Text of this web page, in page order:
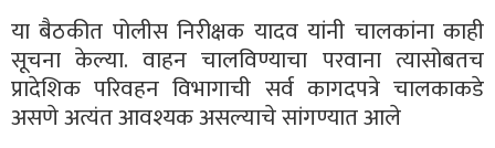
या बैठकीत पोलीस निरीक्षक यादव यांनी चालकांना काही
सूचना केल्या. वाहन चालविण्याचा परवाना त्यासोबतच
प्रादेशिक परिवहन विभागाची सर्व कागदपत्रे चालकाकडे
असणे अत्यंत आवश्यक असल्याचे सांगण्यात आले